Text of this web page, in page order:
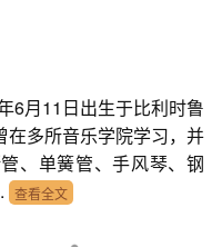
6月11日出生于比利时鲁
在多所音乐学院学习，并
、单簧管、手风琴、钢
查看全文